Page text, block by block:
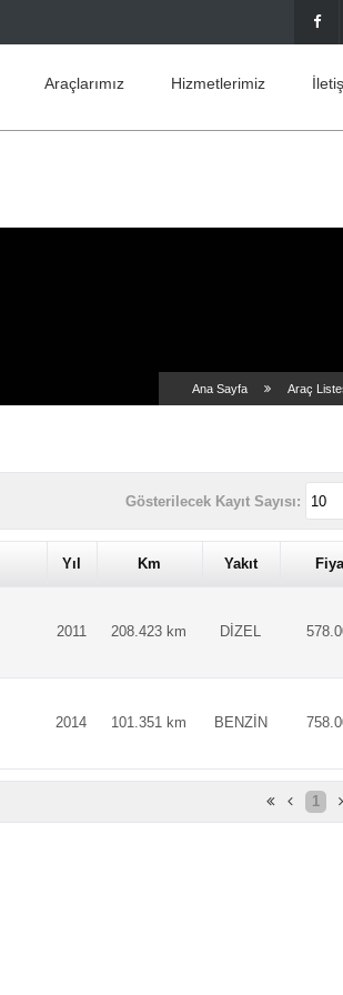
Araçlarımız Hizmetlerimiz
Ana Sayfa Araç
Gösterilecek Kayıt Sayısı:
Yıl Km Yakıt
2011 208.423 km DİZEL
2014 101.351 km BENZİN
1